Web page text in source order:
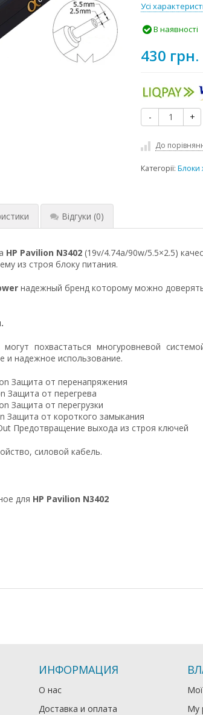
Усі
В наявності
430 грн.
- +
До
Категорії:Блоки
Відгуки (0)
HP Pavilion N3402 (19v/4.74a/90w/5.5×2.5)
из строя блоку питания.
надежный бренд которому можно
могут похвастаться многуровневой
и надежное использование.
Защита от перенапряжения
Защита от перегрева
Защита от перегрузки
Защита от короткого замыкания
Предотвращение выхода из строя ключей
силовой кабель.
для HP Pavilion N3402
ИНФОРМАЦИЯ
О нас
Доставка и оплата
My